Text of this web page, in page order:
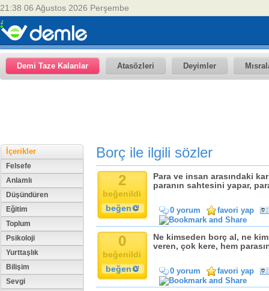
21:38 06 Ağustos 2026 Perşembe
Demi Taze Kalanlar Atasözleri Deyimler
İçerikler
Felsefe
Anlamlı
Düşündüren
Eğitim
Toplum
Psikoloji
Yurttaşlık
Bilişim
Sevgi
Borç ile ilgili sözler
2
beğenildi
beğen
Para ve insan arasındaki
paranın sahtesini yapar,
0 yorum favori yap
0
beğenildi
beğen
Ne kimseden borç al, ne
veren, çok kere, hem
0 yorum favori yap